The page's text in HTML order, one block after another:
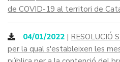
de COVID-19 al territori de
04/01/2022 | RESOLUCIÓ
per la qual s'estableixen les